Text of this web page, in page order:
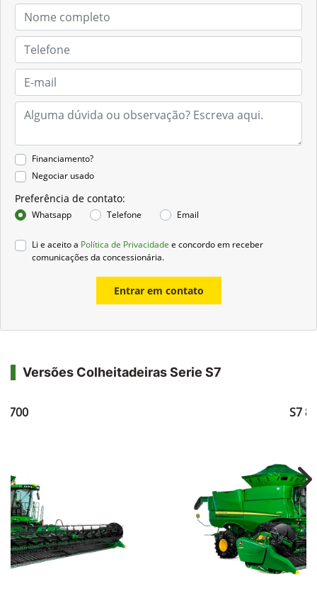
Financiamento?
Negociar usado
Preferência de contato:
Whatsapp Telefone Email
Li e aceito a Política de Privacidade e concordo em receber
comunicações da concessionária.
Entrar em contato
Versões Colheitadeiras Serie S7
700 S7